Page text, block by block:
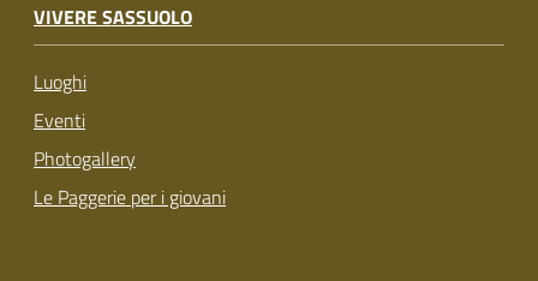
VIVERE SASSUOLO
Luoghi
Eventi
Photogallery
Le Paggerie per i giovani